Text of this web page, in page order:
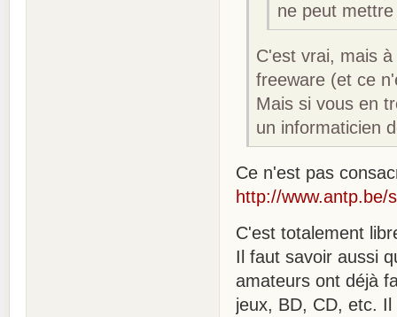
ne peut
C'est vrai, mais
freeware (et ce
Mais si vous en
un informaticien
Ce n'est pas
http://www.antp.be/
C'est totalement
Il faut savoir aussi
amateurs ont déjà
jeux, BD, CD, etc.